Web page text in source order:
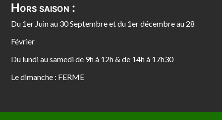
Hors saison :
Du 1er Juin au 30 Septembre et du 1er décembre au 28
Février
Du lundi au samedi de 9h à 12h & de 14h à 17h30
Le dimanche : FERME